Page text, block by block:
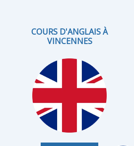
COURS D'ANGLAIS À
VINCENNES